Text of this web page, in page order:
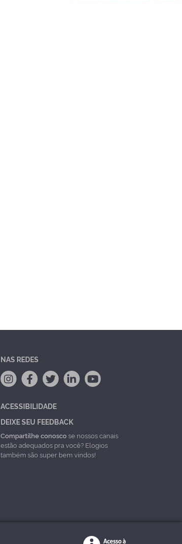
NAS REDES
ACESSIBILIDADE
DEIXE SEU FEEDBACK
Compartilhe conoscose nossos canais
estão adequados pra você? Elogios
também são super bem vindos!